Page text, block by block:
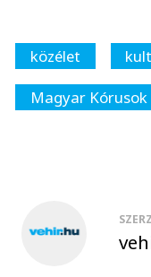
közélet
Magyar